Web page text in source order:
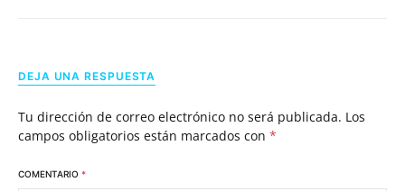
DEJA UNA RESPUESTA
Tu dirección de correo electrónico no será publicada. Los
campos obligatorios están marcados con *
COMENTARIO *